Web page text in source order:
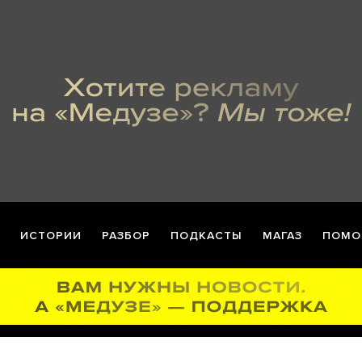
ИСТОРИИ РАЗБОР ПОДКАСТЫ МАГАЗ